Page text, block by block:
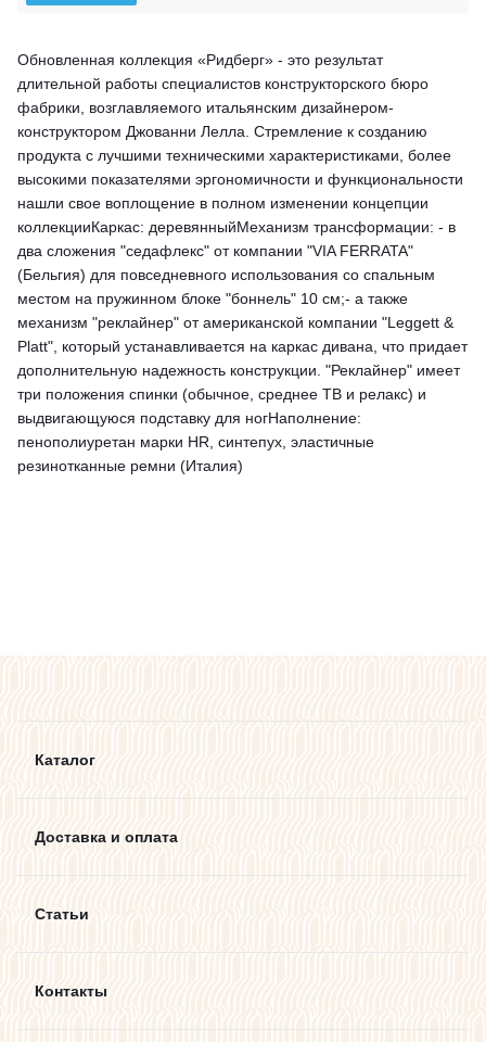
Обновленная коллекция «Ридберг» - это результат
длительной работы специалистов конструкторского бюро
фабрики, возглавляемого итальянским дизайнером-
конструктором Джованни Лелла. Стремление к созданию
продукта с лучшими техническими характеристиками, более
высокими показателями эргономичности и функциональности
нашли свое воплощение в полном изменении концепции
коллекцииКаркас: деревянныйМеханизм трансформации: - в
два сложения "седафлекс" от компании "VIA FERRATA"
(Бельгия) для повседневного использования со спальным
местом на пружинном блоке "боннель" 10 см;- а также
механизм "реклайнер" от американской компании "Leggett &
Platt", который устанавливается на каркас дивана, что придает
дополнительную надежность конструкции. "Реклайнер" имеет
три положения спинки (обычное, среднее ТВ и релакс) и
выдвигающуюся подставку для ногНаполнение:
пенополиуретан марки HR, синтепух, эластичные
резинотканные ремни (Италия)
Каталог
Доставка и оплата
Статьи
Контакты